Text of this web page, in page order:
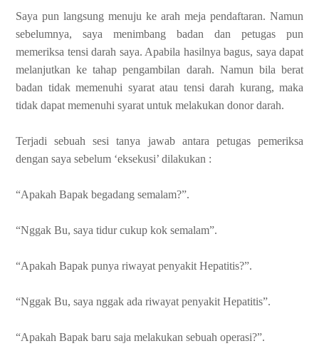
Saya pun langsung menuju ke arah meja pendaftaran. Namun
sebelumnya, saya menimbang badan dan petugas pun
memeriksa tensi darah saya. Apabila hasilnya bagus, saya dapat
melanjutkan ke tahap pengambilan darah. Namun bila berat
badan tidak memenuhi syarat atau tensi darah kurang, maka
tidak dapat memenuhi syarat untuk melakukan donor darah.
Terjadi sebuah sesi tanya jawab antara petugas pemeriksa
dengan saya sebelum ‘eksekusi’ dilakukan :
“Apakah Bapak begadang semalam?”.
“Nggak Bu, saya tidur cukup kok semalam”.
“Apakah Bapak punya riwayat penyakit Hepatitis?”.
“Nggak Bu, saya nggak ada riwayat penyakit Hepatitis”.
“Apakah Bapak baru saja melakukan sebuah operasi?”.